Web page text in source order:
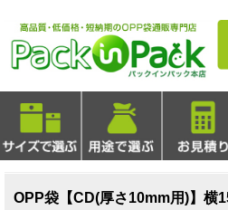
OPP袋【CD(厚さ10mm用)】横